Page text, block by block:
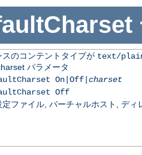
スのコンテントタイプが text/
パラメータ
On|Off| charset
Off
定ファイル, バーチャルホスト, ディ